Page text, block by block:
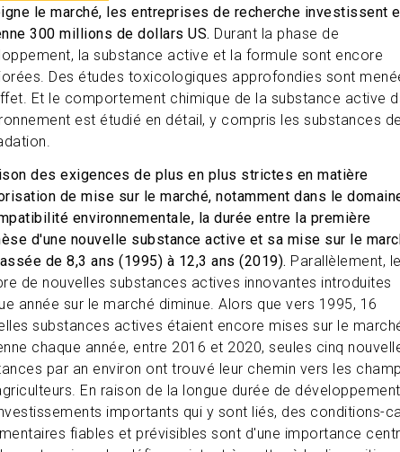
le marché, les entreprises de recherche investissent
300 millions de dollars US. Durant la phase de
la substance active et la formule sont encore
Des études toxicologiques approfondies sont
Et le comportement chimique de la substance active
est étudié en détail, y compris les substances de
des exigences de plus en plus strictes en matière
de mise sur le marché, notamment dans le
environnementale, la durée entre la première
d'une nouvelle substance active et sa mise sur le
de 8,3 ans (1995) à 12,3 ans (2019). Parallèlement, le
de nouvelles substances actives innovantes introduites
année sur le marché diminue. Alors que vers 1995, 16
substances actives étaient encore mises sur le
chaque année, entre 2016 et 2020, seules cinq
par an environ ont trouvé leur chemin vers les
En raison de la longue durée de
importants qui y sont liés, des conditions-
fiables et prévisibles sont d'une importance